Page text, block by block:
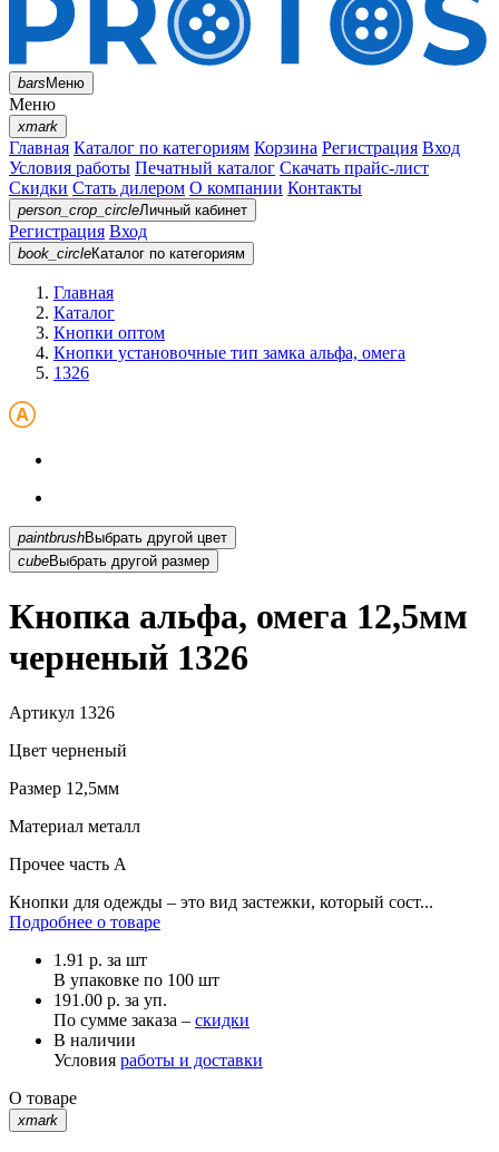
barsМеню
Меню
xmark
Главная Каталог по категориям Корзина Регистрация Вход
Условия работы Печатный каталог Скачать прайс-лист
Скидки Стать дилером О компании Контакты
person_crop_circleЛичный кабинет
Регистрация Вход
book_circleКаталог по категориям
Главная
Каталог
Кнопки оптом
Кнопки установочные тип замка альфа, омега
1326
paintbrush
Выбрать другой цвет
cubeВыбрать другой размер
Кнопка альфа, омега 12,5мм
черненый 1326
Артикул 1326
Цвет черненый
Размер 12,5мм
Материал металл
Прочее часть A
Кнопки для одежды – это вид застежки, который сост...
Подробнее о товаре
1.91 р. за шт
В упаковке по 100 шт
191.00 р. за уп.
По сумме заказа – скидки
В наличии
Условия работы и доставки
О товаре
xmark